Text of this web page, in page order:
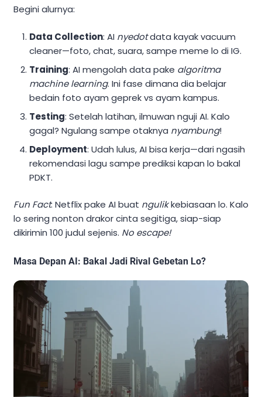
Begini alurnya:
Data Collection: AI nyedotdata kayak vacuum
cleaner—foto, chat, suara, sampe meme lo di IG.
Training: AI mengolah data pake algoritma
machine learning. Ini fase dimana dia belajar
bedain foto ayam geprek vs ayam kampus.
Testing: Setelah latihan, ilmuwan nguji AI. Kalo
gagal? Ngulang sampe otaknya nyambung!
Deployment: Udah lulus, AI bisa kerja—dari ngasih
rekomendasi lagu sampe prediksi kapan lo bakal
PDKT.
Fun Fact: Netflix pake AI buat ngulikkebiasaan lo. Kalo
lo sering nonton drakor cinta segitiga, siap-siap
dikirimin 100 judul sejenis. No escape!
Masa Depan AI: Bakal Jadi Rival Gebetan Lo?